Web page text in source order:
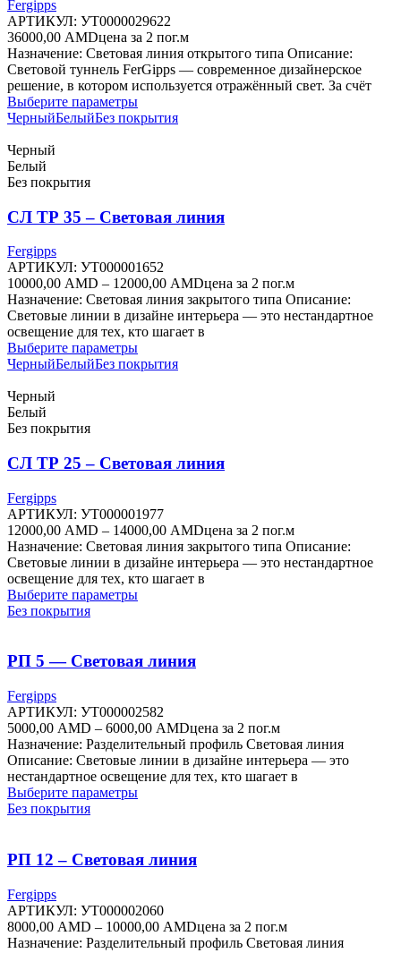
Fergipps
АРТИКУЛ: УТ0000029622
36000,00 AMDцена за 2 пог.м
Назначение: Световая линия открытого типа Описание:
Световой туннель FerGipps — современное дизайнерское
решение, в котором используется отражённый свет. За счёт
Выберите параметрыЭтот
товар
выбрать
на
товара.
ЧерныйБелыйБез покрытия
Черный
Белый
Без покрытия
СЛ ТР 35 – Световая линия
Fergipps
АРТИКУЛ: УТ000001652
10000,00 AMD – 12000,00 AMDДиапазон
цен:
10000,00 AMD
–
цена за 2 пог.м
Назначение: Световая линия закрытого типа Описание:
Световые линии в дизайне интерьера — это нестандартное
освещение для тех, кто шагает в
Выберите параметрыЭтот
товар
выбрать
на
товара.
ЧерныйБелыйБез покрытия
Черный
Белый
Без покрытия
СЛ ТР 25 – Световая линия
Fergipps
АРТИКУЛ: УТ000001977
12000,00 AMD – 14000,00 AMDДиапазон
цен:
12000,00 AMD
–
цена за 2 пог.м
Назначение: Световая линия закрытого типа Описание:
Световые линии в дизайне интерьера — это нестандартное
освещение для тех, кто шагает в
Выберите параметрыЭтот
вариаций.
выбрать
на
странице
товара.
Без покрытия
РП 5 — Световая линия
Fergipps
АРТИКУЛ: УТ000002582
5000,00 AMD – 6000,00 AMDДиапазон
цен:
5000,00 AMD
–
цена за 2 пог.м
Назначение: Разделительный профиль Световая линия
Описание: Световые линии в дизайне интерьера — это
нестандартное освещение для тех, кто шагает в
Выберите параметрыЭтот
вариаций.
Опции
выбрать
на
странице
Без покрытия
РП 12 – Световая линия
Fergipps
АРТИКУЛ: УТ000002060
8000,00 AMD – 10000,00 AMDДиапазон
цен:
цена за 2 пог.м
Назначение: Разделительный профиль Световая линия